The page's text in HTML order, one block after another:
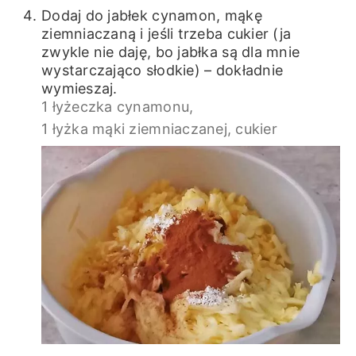
Dodaj do jabłek cynamon, mąkę
ziemniaczaną i jeśli trzeba cukier (ja
zwykle nie daję, bo jabłka są dla mnie
wystarczająco słodkie) – dokładnie
wymieszaj.
1 łyżeczka cynamonu,
1 łyżka mąki ziemniaczanej, cukier